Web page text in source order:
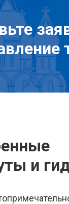
и